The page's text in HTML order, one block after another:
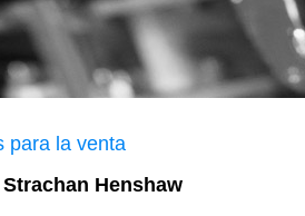
para la venta
Henshaw